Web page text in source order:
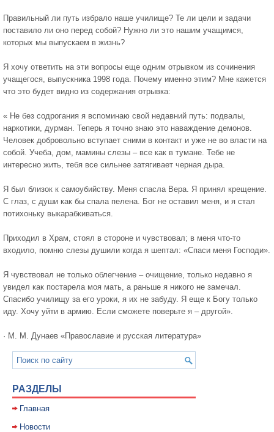
Правильный ли путь избрало наше училище? Те ли цели и задачи
поставило ли оно перед собой? Нужно ли это нашим учащимся,
которых мы выпускаем в жизнь?
Я хочу ответить на эти вопросы еще одним отрывком из сочинения
учащегося, выпускника 1998 года. Почему именно этим? Мне кажется
что это будет видно из содержания отрывка:
« Не без содрогания я вспоминаю свой недавний путь: подвалы,
наркотики, дурман. Теперь я точно знаю это наваждение демонов.
Человек добровольно вступает сними в контакт и уже не во власти на
собой. Учеба, дом, мамины слезы – все как в тумане. Тебе не
интересно жить, тебя все сильнее затягивает черная дыра.
Я был близок к самоубийству. Меня спасла Вера. Я принял крещение.
С глаз, с души как бы спала пелена. Бог не оставил меня, и я стал
потихоньку выкарабкиваться.
Приходил в Храм, стоял в стороне и чувствовал; в меня что-то
входило, помню слезы душили когда я шептал: «Спаси меня Господи».
Я чувствовал не только облегчение – очищение, только недавно я
увидел как постарела моя мать, а раньше я никого не замечал.
Спасибо училищу за его уроки, я их не забуду. Я еще к Богу только
иду. Хочу уйти в армию. Если сможете поверьте я – другой».
· М. М. Дунаев «Православие и русская литература»
РАЗДЕЛЫ
Главная
Новости